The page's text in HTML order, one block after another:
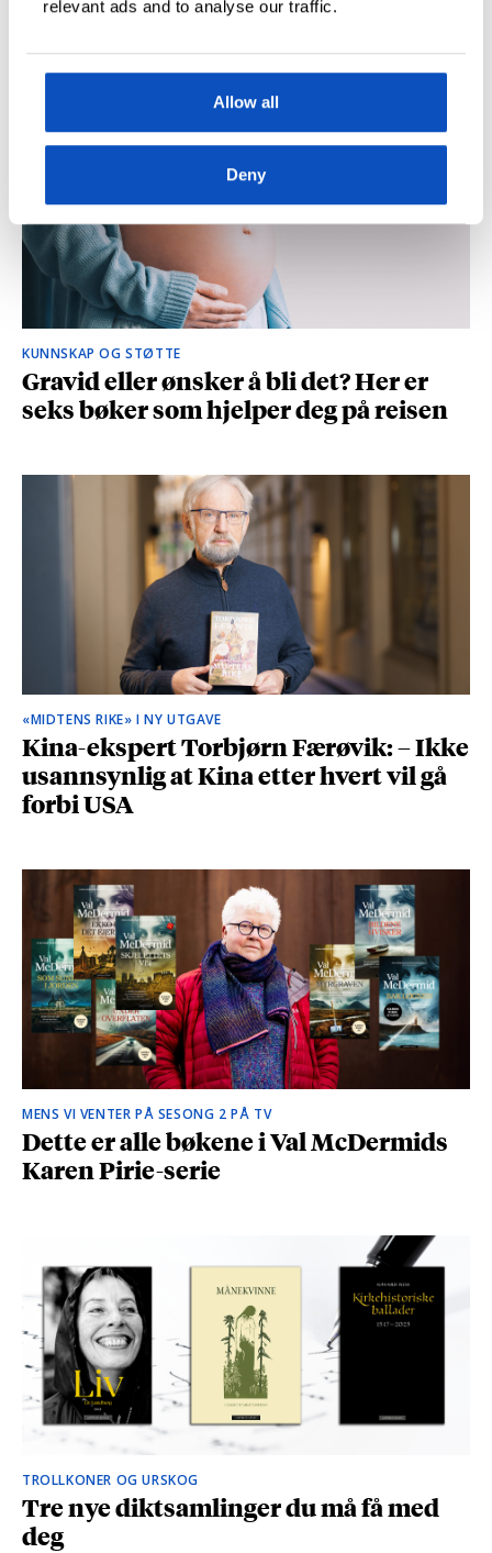
relevant ads and to analyse our traffic.
Allow all
Deny
og spionasje ble helt uinteressant i
KUNNSKAP OG STØTTE
Gravid eller ønsker å bli det? Her er
seks bøker som hjelper deg på reisen
«MIDTENS RIKE» I NY UTGAVE
Kina-ekspert Torbjørn Færøvik: – Ikke
usannsynlig at Kina etter hvert vil gå
forbi USA
MENS VI VENTER PÅ SESONG 2 PÅ TV
Dette er alle bøkene i Val McDermids
Karen Pirie-serie
TROLLKONER OG URSKOG
Tre nye diktsamlinger du må få med
deg